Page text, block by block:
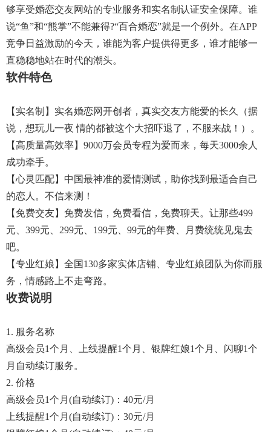
够享受婚恋交友网站的专业服务和实名制认证安全保障。谁
说“鱼”和“熊掌”不能兼得?“百合婚恋”就是一个例外。在APP
竞争日益激励的今天，谁能为客户提供得更多，谁才能够一
直稳稳地站在时代的潮头。
软件特色
【实名制】实名婚恋网开创者，真实交友方能爱的长久（据
说，想玩儿一夜 情的都被这个大招吓退了，不服来战！）。
【高质量高效率】9000万会员专程为爱而来，每天3000余人
成功牵手。
【心灵匹配】中国最神准的爱情测试，助你找到最适合自己
的恋人。不信来测！
【免费交友】免费发信，免费看信，免费聊天。让那些499
元、399元、299元、199元、99元的年费、月费统统见鬼去
吧。
【专业红娘】全国130多家实体店铺、专业红娘团队为你而服
务，情感路上不走弯路。
收费说明
1. 服务名称
高级会员1个月、上线提醒1个月、银牌红娘1个月、闪聊1个
月自动续订服务。
2. 价格
高级会员1个月(自动续订)：40元/月
上线提醒1个月(自动续订)：30元/月